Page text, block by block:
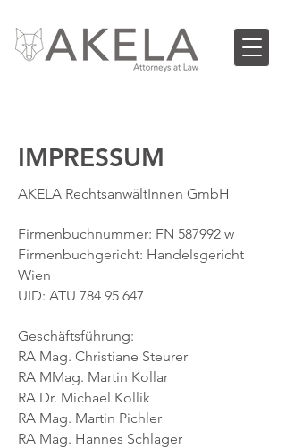
IMPRESSUM
AKELA RechtsanwältInnen GmbH
Firmenbuchnummer: FN 587992 w
Firmenbuchgericht: Handelsgericht
Wien
UID: ATU 784 95 647
Geschäftsführung:
RA Mag. Christiane Steurer
RA MMag. Martin Kollar
RA Dr. Michael Kollik
RA Mag. Martin Pichler
RA Mag. Hannes Schlager